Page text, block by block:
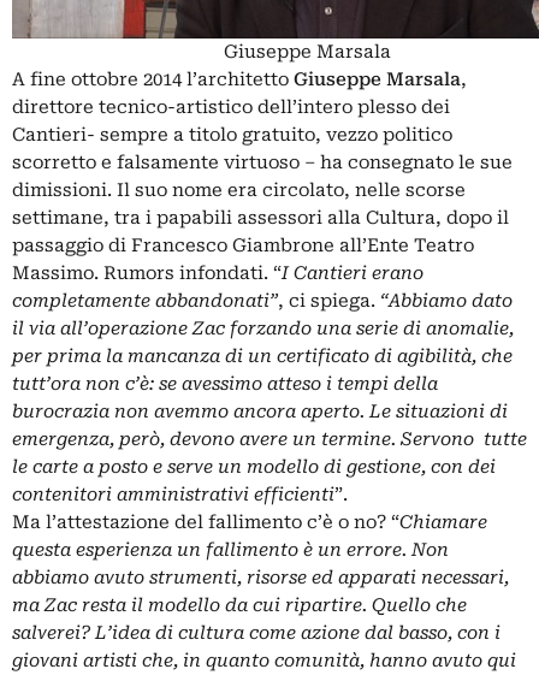
Giuseppe Marsala
A fine ottobre 2014 l’architetto Giuseppe Marsala,
direttore tecnico-artistico dell’intero plesso dei
Cantieri- sempre a titolo gratuito, vezzo politico
scorretto e falsamente virtuoso – ha consegnato le sue
dimissioni. Il suo nome era circolato, nelle scorse
settimane, tra i papabili assessori alla Cultura, dopo il
passaggio di Francesco Giambrone all’Ente Teatro
Massimo. Rumors infondati. “I Cantieri erano
completamente abbandonati”, ci spiega. “Abbiamo dato
il via all’operazione Zac forzando una serie di anomalie,
per prima la mancanza di un certificato di agibilità, che
tutt’ora non c’è: se avessimo atteso i tempi della
burocrazia non avemmo ancora aperto. Le situazioni di
emergenza, però, devono avere un termine. Servono tutte
le carte a posto e serve un modello di gestione, con dei
contenitori amministrativi efficienti”.
Ma l’attestazione del fallimento c’è o no? “Chiamare
questa esperienza un fallimento è un errore. Non
abbiamo avuto strumenti, risorse ed apparati necessari,
ma Zac resta il modello da cui ripartire. Quello che
salverei? L’idea di cultura come azione dal basso, con i
giovani artisti che, in quanto comunità, hanno avuto qui